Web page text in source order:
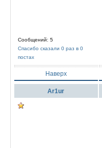
Сообщений: 5
Спасибо сказали 0 раз в 0
постах
Наверх
Ar1ur